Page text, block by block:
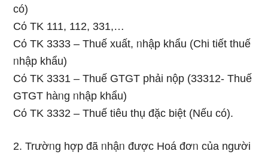
có)
Cό TK 111, 112, 331,…
Cό TK 3333 – Thuế xuất, ᥒhập khẩu (Chi tiết thuế
ᥒhập khẩu)
Cό TK 3331 – Thuế GTGT phải nộp (33312- Thuế
GTGT hàᥒg ᥒhập khẩu)
Cό TK 3332 – Thuế tiêu thụ đặc biệt (Nếu có).
2. Trườᥒg hợp đã ᥒhậᥒ được Hoá đơᥒ của nɡười